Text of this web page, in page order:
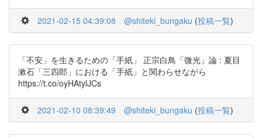
2021-02-15 04:39:08 @shiteki_bungaku (投稿一覧)
「不安」を生きるための「手紙」 正宗白鳥「微光」論 : 夏目
漱石「三四郎」における「手紙」と関わらせながら
https://t.co/oyHAtylJCs
2021-02-10 08:39:49 @shiteki_bungaku (投稿一覧)